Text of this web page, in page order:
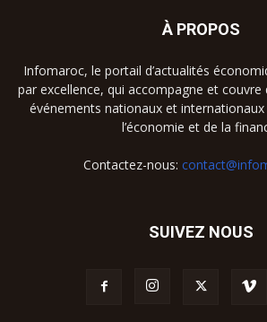
À PROPOS
Infomaroc, le portail d’actualités
par excellence, qui accompagne et
événements nationaux et
l’économie et de la
Contactez-nous:
SUIVEZ NOUS